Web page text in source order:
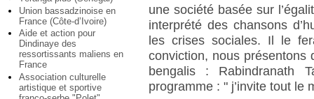
Union bassadzinoise en
France (Côte-d’Ivoire)
Aide et action pour
Dindinaye des
ressortissants maliens en
France
Association culturelle
artistique et sportive
une société basée sur
interprété des chansons
les crises sociales. Il le
conviction, nous présentons
bengalis : Rabindranath
programme : " j’invite tout le